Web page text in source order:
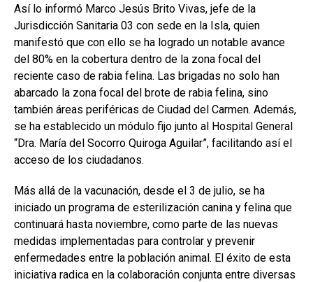
Así lo informó Marco Jesús Brito Vivas, jefe de la
Jurisdicción Sanitaria 03 con sede en la Isla, quien
manifestó que con ello se ha logrado un notable avance
del 80% en la cobertura dentro de la zona focal del
reciente caso de rabia felina. Las brigadas no solo han
abarcado la zona focal del brote de rabia felina, sino
también áreas periféricas de Ciudad del Carmen. Además,
se ha establecido un módulo fijo junto al Hospital General
“Dra. María del Socorro Quiroga Aguilar”, facilitando así el
acceso de los ciudadanos.
Más allá de la vacunación, desde el 3 de julio, se ha
iniciado un programa de esterilización canina y felina que
continuará hasta noviembre, como parte de las nuevas
medidas implementadas para controlar y prevenir
enfermedades entre la población animal. El éxito de esta
iniciativa radica en la colaboración conjunta entre diversas